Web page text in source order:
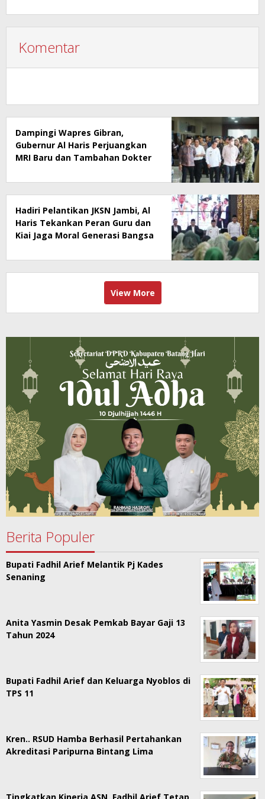
Komentar
Dampingi Wapres Gibran,
Gubernur Al Haris Perjuangkan
MRI Baru dan Tambahan Dokter
Mattaher
Hadiri Pelantikan JKSN Jambi, Al
Haris Tekankan Peran Guru dan
Kiai Jaga Moral Generasi Bangsa
View More
Berita Populer
Bupati Fadhil Arief Melantik Pj Kades
Senaning
Anita Yasmin Desak Pemkab Bayar Gaji 13
Tahun 2024
Bupati Fadhil Arief dan Keluarga Nyoblos di
TPS 11
Kren.. RSUD Hamba Berhasil Pertahankan
Akreditasi Paripurna Bintang Lima